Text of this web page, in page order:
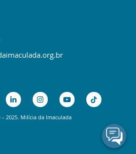
2025. Milícia da Imaculada